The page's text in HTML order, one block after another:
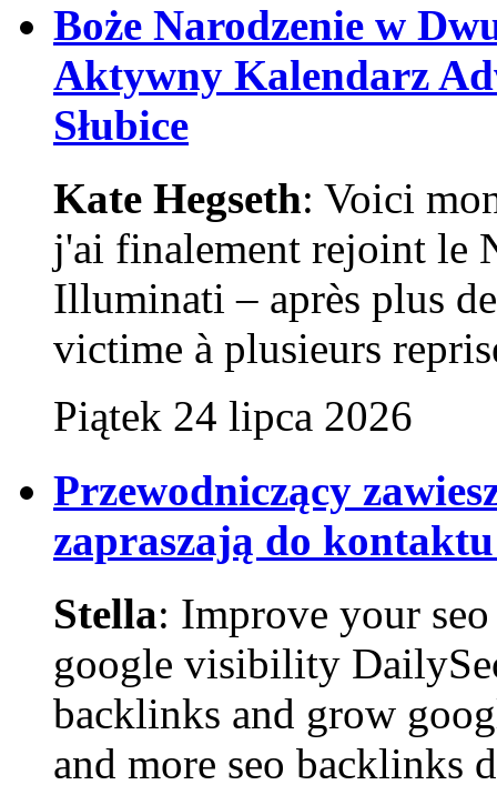
Boże Narodzenie w
Aktywny Kalendarz
Słubice
Kate Hegseth: Voici
j'ai finalement rejoint le
Illuminati – après plus
victime à plusieurs
Piątek 24 lipca 2026
Przewodniczący
zapraszają do
Stella: Improve your
google visibility
backlinks and grow
and more seo backlinks